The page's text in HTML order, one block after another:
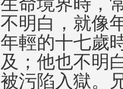
不明白，就像
年輕的十七歲
及；他也不明
被污陷入獄。